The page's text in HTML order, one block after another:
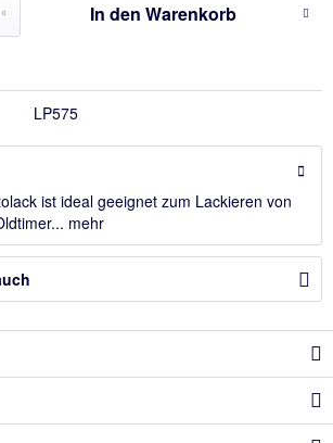
In den Warenkorb
LP575
ist ideal geeignet zum Lackieren von
mehr